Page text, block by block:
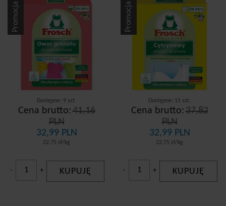
Dostępne: 9 szt.
Cena brutto: 41,16
PLN
32,99 PLN
22,75 zł/kg
Promocja
- + KUPUJĘ
Dostępne: 11 szt.
Cena brutto: 37,82
PLN
32,99 PLN
22,75 zł/kg
Promocja
- + KUPUJĘ